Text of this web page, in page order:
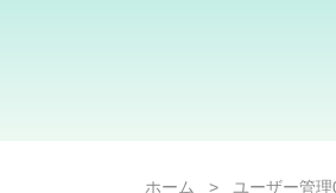
ホーム > ユーザー管理